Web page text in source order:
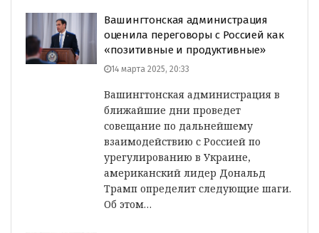
Вашингтонская администрация
оценила переговоры с Россией как
«позитивные и продуктивные»
14 марта 2025, 20:33
Вашингтонская администрация в
ближайшие дни проведет
совещание по дальнейшему
взаимодействию с Россией по
урегулированию в Украине,
американский лидер Дональд
Трамп определит следующие шаги.
Об этом…